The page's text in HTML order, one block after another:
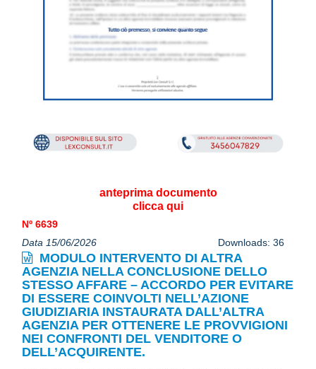
anteprima documento
clicca qui
Nº 6639
Data 15/06/2026
Downloads: 36
MODULO INTERVENTO DI ALTRA
AGENZIA NELLA CONCLUSIONE DELLO
STESSO AFFARE – ACCORDO PER EVITARE
DI ESSERE COINVOLTI NELL’AZIONE
GIUDIZIARIA INSTAURATA DALL’ALTRA
AGENZIA PER OTTENERE LE PROVVIGIONI
NEI CONFRONTI DEL VENDITORE O
DELL’ACQUIRENTE.